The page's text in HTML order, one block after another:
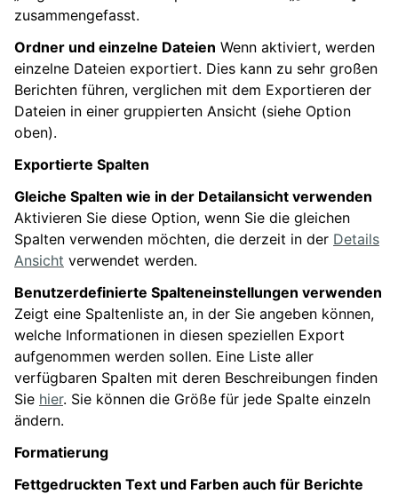
zusammengefasst.
Ordner und einzelne Dateien Wenn aktiviert, werden
einzelne Dateien exportiert. Dies kann zu sehr großen
Berichten führen, verglichen mit dem Exportieren der
Dateien in einer gruppierten Ansicht (siehe Option
oben).
Exportierte Spalten
Gleiche Spalten wie in der Detailansicht verwenden
Aktivieren Sie diese Option, wenn Sie die gleichen
Spalten verwenden möchten, die derzeit in der Details
Ansicht verwendet werden.
Benutzerdefinierte Spalteneinstellungen verwenden
Zeigt eine Spaltenliste an, in der Sie angeben können,
welche Informationen in diesen speziellen Export
aufgenommen werden sollen. Eine Liste aller
verfügbaren Spalten mit deren Beschreibungen finden
Sie hier. Sie können die Größe für jede Spalte einzeln
ändern.
Formatierung
Fettgedruckten Text und Farben auch für Berichte